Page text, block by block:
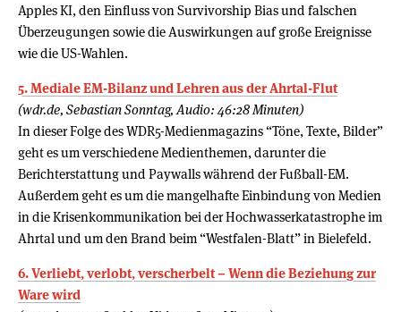
Apples KI, den Einfluss von Survivorship Bias und falschen
Überzeugungen sowie die Auswirkungen auf große Ereignisse
wie die US-Wahlen.
5. Mediale EM-Bilanz und Lehren aus der Ahrtal-Flut
(wdr.de, Sebastian Sonntag, Audio: 46:28 Minuten)
In dieser Folge des WDR5-Medienmagazins “Töne, Texte, Bilder”
geht es um verschiedene Medienthemen, darunter die
Berichterstattung und Paywalls während der Fußball-EM.
Außerdem geht es um die mangelhafte Einbindung von Medien
in die Krisenkommunikation bei der Hochwasserkatastrophe im
Ahrtal und um den Brand beim “Westfalen-Blatt” in Bielefeld.
6. Verliebt, verlobt, verscherbelt – Wenn die Beziehung zur
Ware wird